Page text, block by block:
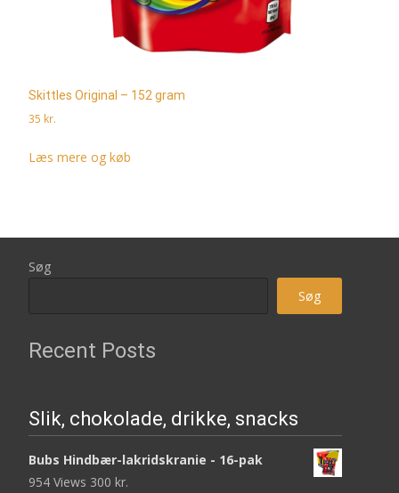
Skittles Original – 152 gram
35 kr.
Læs mere og køb
Søg
Søg
Recent Posts
Slik, chokolade, drikke, snacks
Bubs Hindbær-lakridskranie - 16-pak
954 Views 300 kr.